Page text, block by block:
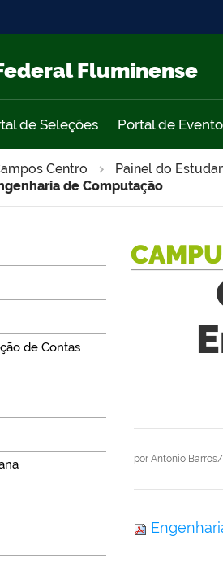
Fluminense
de Seleções Portal de
Centro Painel do
de Computação
de Contas
por Antonio